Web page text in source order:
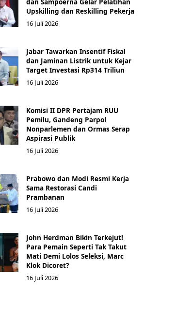
Upskilling dan Reskilling Pekerja
16 Juli 2026
Jabar Tawarkan Insentif Fiskal
dan Jaminan Listrik untuk Kejar
Target Investasi Rp314 Triliun
16 Juli 2026
Komisi II DPR Pertajam RUU
Pemilu, Gandeng Parpol
Nonparlemen dan Ormas Serap
Aspirasi Publik
16 Juli 2026
Prabowo dan Modi Resmi Kerja
Sama Restorasi Candi
Prambanan
16 Juli 2026
John Herdman Bikin Terkejut!
Para Pemain Seperti Tak Takut
Mati Demi Lolos Seleksi, Marc
Klok Dicoret?
16 Juli 2026